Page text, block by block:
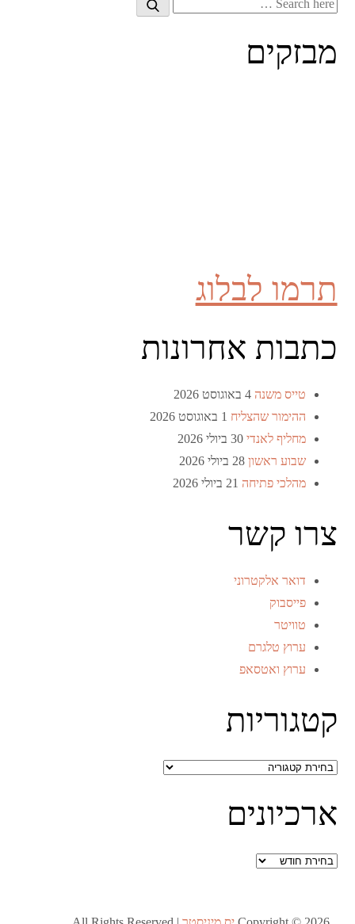
Search
Search
מבזקים
תרמו לבלוג
כתבות אחרונות
טייס משנה 4 באוגוסט 2026
ההימור שהצליח 1 באוגוסט 2026
מחליף לאנדי 30 ביולי 2026
שבוע ראשון 28 ביולי 2026
מהלכי פתיחה 21 ביולי 2026
צרו קשר
דואר אלקטרוני
פייסבוק
טוויטר
ערוץ טלגרם
ערוץ ואטסאפ
קטגוריות
קטגוריות
ארכיונים
ארכיונים